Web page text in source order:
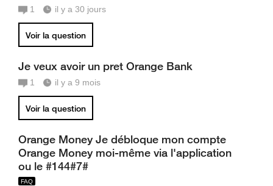
1 il y a 30 jours
Voir la question
Je veux avoir un pret Orange Bank
1 il y a 9 mois
Voir la question
Orange Money Je débloque mon compte
Orange Money moi-même via l'application
ou le #144#7#